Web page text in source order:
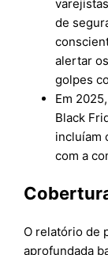
de
alertar
golpes
Em
Black
incluíam
com a
O relatório de
aprofundada